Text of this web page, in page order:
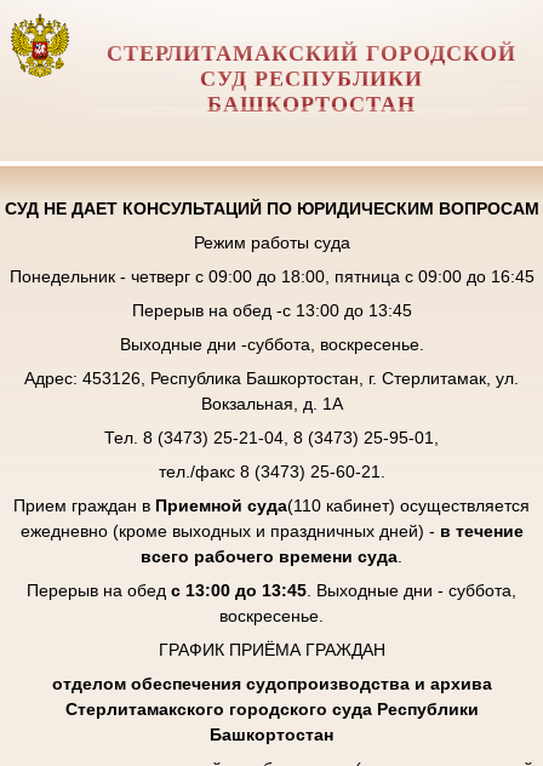
СТЕРЛИТАМАКСКИЙ ГОРОДСКОЙ
СУД РЕСПУБЛИКИ
БАШКОРТОСТАН
СУД НЕ ДАЕТ КОНСУЛЬТАЦИЙ ПО ЮРИДИЧЕСКИМ ВОПРОСАМ
Режим работы суда
Понедельник - четверг с 09:00 до 18:00, пятница с 09:00 до 16:45
Перерыв на обед -с 13:00 до 13:45
Выходные дни -суббота, воскресенье.
Адрес: 453126, Республика Башкортостан, г. Стерлитамак, ул.
Вокзальная, д. 1А
Тел. 8 (3473) 25-21-04, 8 (3473) 25-95-01,
тел./факс 8 (3473) 25-60-21.
Прием граждан в Приемной суда(110 кабинет) осуществляется
ежедневно (кроме выходных и праздничных дней) - в течение
всего рабочего времени суда
Перерыв на обед с 13:00 до 13:45 . Выходные дни - суббота,
воскресенье.
ГРАФИК ПРИЁМА ГРАЖДАН
отделом обеспечения судопроизводства и архива
Стерлитамакского городского суда Республики
Башкортостан